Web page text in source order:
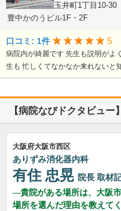
大阪府豊中市玉井町1丁目10-30
豊中かのうビル1F・2F
口コミ: 1件 5
病院内が綺麗です 先生も説明がよ
生も 忙しくてなかなか来れないと
【病院なびドクタビュー
大阪府大阪市西区
ありずみ消化器内科
有住 忠晃 院長 取材
貴院がある場所は、大阪
場所を選んだ理由を教えてく